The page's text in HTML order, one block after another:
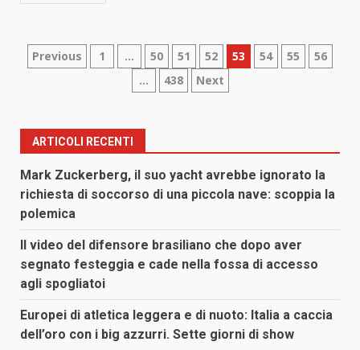
Paginazione
articoli
Previous 1 … 50 51 52 53 54 55
56
…
438 Next
ARTICOLI RECENTI
Mark Zuckerberg, il suo yacht avrebbe ignorato la
richiesta di soccorso di una piccola nave: scoppia la
polemica
Il video del difensore brasiliano che dopo aver
segnato festeggia e cade nella fossa di accesso
agli spogliatoi
Europei di atletica leggera e di nuoto: Italia a caccia
dell’oro con i big azzurri. Sette giorni di show